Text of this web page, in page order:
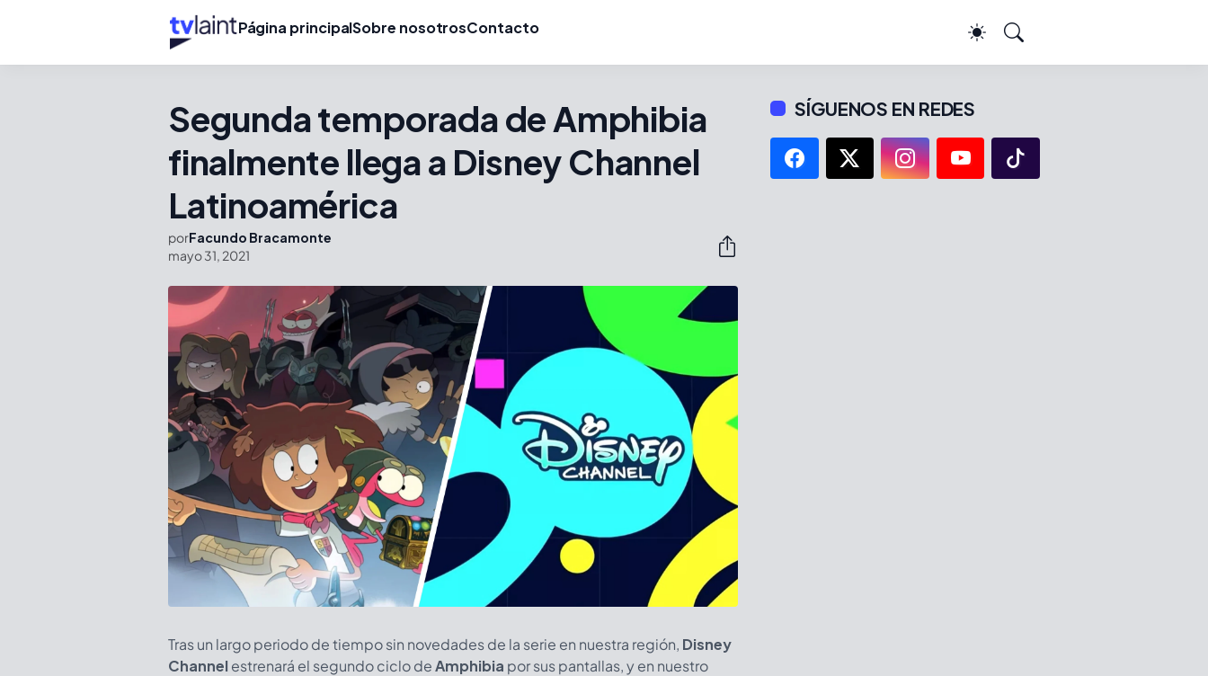
Página principalSobre nosotrosContacto
Segunda temporada de Amphibia
finalmente llega a Disney Channel
Latinoamérica
porFacundo Bracamonte
mayo 31, 2021
Tras un largo periodo de tiempo sin novedades de la serie en nuestra región, Disney
Channelestrenará el segundo ciclo deAmphibia por sus pantallas, y en nuestro
SÍGUENOS EN REDES